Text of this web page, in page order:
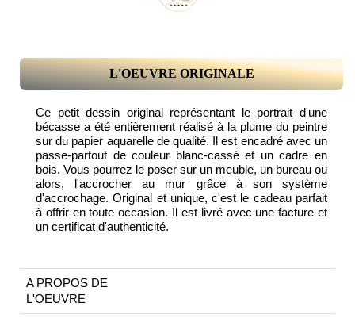
L'OEUVRE ORIGINALE
Ce petit dessin original représentant le portrait d'une
bécasse a été entièrement réalisé à la plume du peintre
sur du papier aquarelle de qualité. Il est encadré avec un
passe-partout de couleur blanc-cassé et un cadre en
bois. Vous pourrez le poser sur un meuble, un bureau ou
alors, l'accrocher au mur grâce à son système
d'accrochage. Original et unique, c'est le cadeau parfait
à offrir en toute occasion. Il est livré avec une facture et
un certificat d'authenticité.
A PROPOS DE
L'OEUVRE